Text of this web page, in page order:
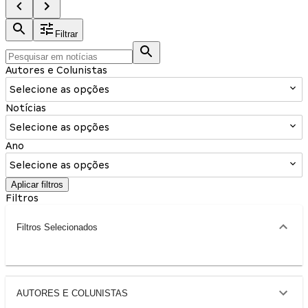
Filtrar
Autores e Colunistas
Selecione as opções
Notícias
Selecione as opções
Ano
Selecione as opções
Aplicar filtros
Filtros
Filtros Selecionados
AUTORES E COLUNISTAS